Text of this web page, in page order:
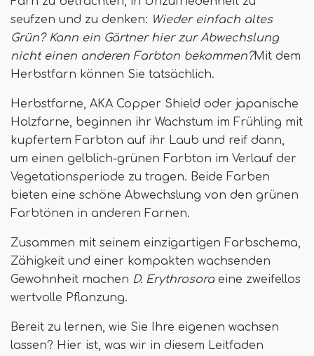
seufzen und zu denken: Wieder einfach altes
Grün? Kann ein Gärtner hier zur Abwechslung
nicht einen anderen Farbton bekommen?Mit dem
Herbstfarn können Sie tatsächlich.
Herbstfarne, AKA Copper Shield oder japanische
Holzfarne, beginnen ihr Wachstum im Frühling mit
kupfertem Farbton auf ihr Laub und reif dann,
um einen gelblich-grünen Farbton im Verlauf der
Vegetationsperiode zu tragen. Beide Farben
bieten eine schöne Abwechslung von den grünen
Farbtönen in anderen Farnen.
Zusammen mit seinem einzigartigen Farbschema,
Zähigkeit und einer kompakten wachsenden
Gewohnheit machen D. Erythrosora eine zweifellos
wertvolle Pflanzung.
Bereit zu lernen, wie Sie Ihre eigenen wachsen
lassen? Hier ist, was wir in diesem Leitfaden